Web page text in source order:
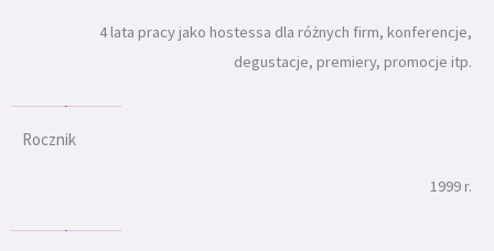
4 lata pracy jako hostessa dla różnych firm, konferencje,
degustacje, premiery, promocje itp.
Rocznik
1999 r.